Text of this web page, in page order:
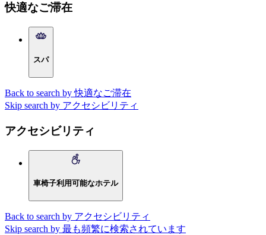
快適なご滞在
スパ
Back to search by 快適なご滞在
Skip search by アクセシビリティ
アクセシビリティ
車椅子利用可能なホテル
Back to search by アクセシビリティ
Skip search by 最も頻繁に検索されています